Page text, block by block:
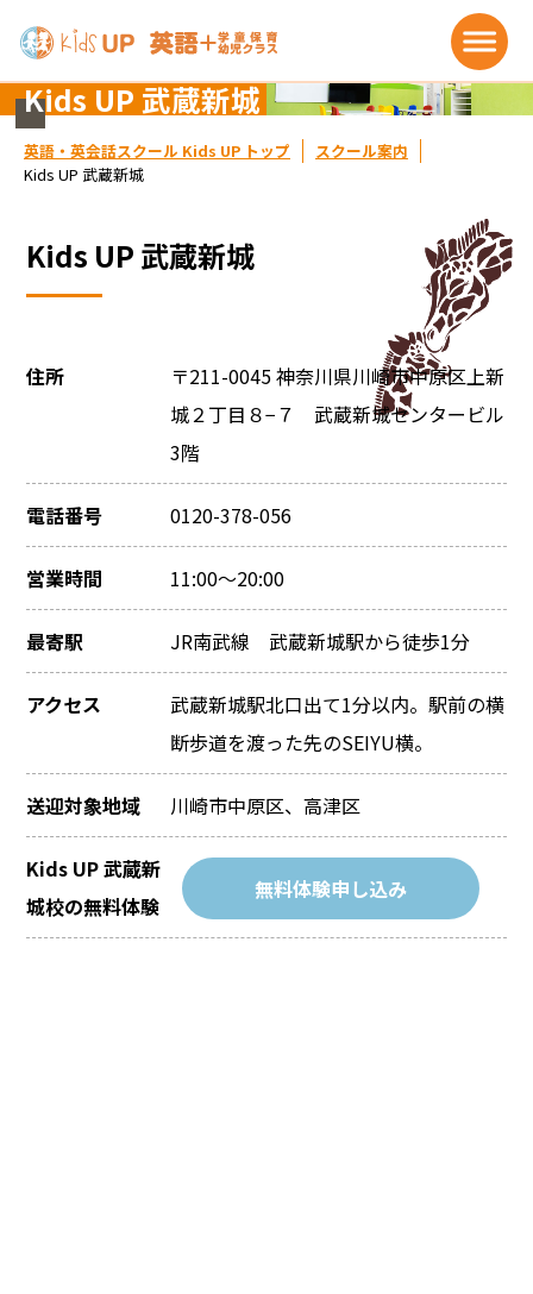
Kids UP 武蔵新城
英語・英会話スクール Kids UP トップ
スクール案内
Kids UP 武蔵新城
Kids UP 武蔵新城
住所
〒211-0045 神奈川県川崎市中原区上新
城２丁目８−７ 武蔵新城センタービル
3階
電話番号 0120-378-056
営業時間 11:00～20:00
最寄駅 JR南武線 武蔵新城駅から徒歩1分
アクセス
武蔵新城駅北口出て1分以内。駅前の横
断歩道を渡った先のSEIYU横。
送迎対象地域 川崎市中原区、高津区
Kids UP 武蔵新
城校の無料体験
無料体験申し込み